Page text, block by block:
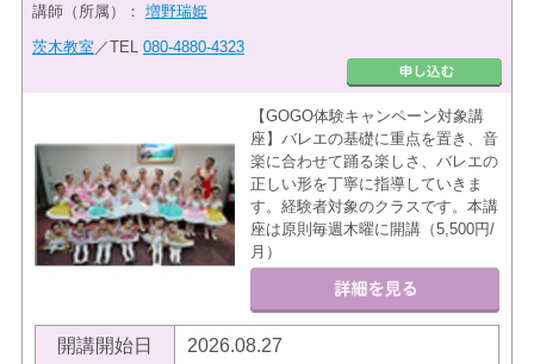
講師（所属）： 増野瑞姫
茨木教室 ／TEL 080-4880-4323
【GOGO体験キャンペーン対象講
座】バレエの基礎に重点を置き、音
楽に合わせて踊る楽しさ、バレエの
正しい形を丁寧に指導していきま
す。経験者対象のクラスです。本講
座は原則毎週木曜に開講（5,500円/
月）
開講開始日 2026.08.27